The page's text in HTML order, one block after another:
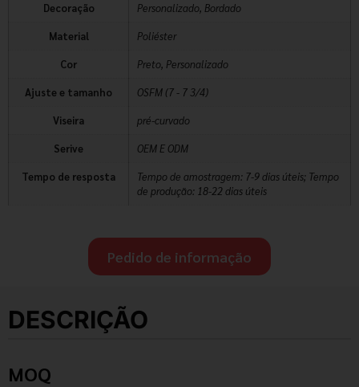
Decoração Personalizado, Bordado
Material Poliéster
Cor Preto, Personalizado
Ajuste e tamanho OSFM (7 - 7 3/4)
Viseira pré-curvado
Serive OEM E ODM
Tempo de resposta
Tempo de amostragem: 7-9 dias úteis; Tempo
de produção: 18-22 dias úteis
Pedido de informação
DESCRIÇÃO
MOQ